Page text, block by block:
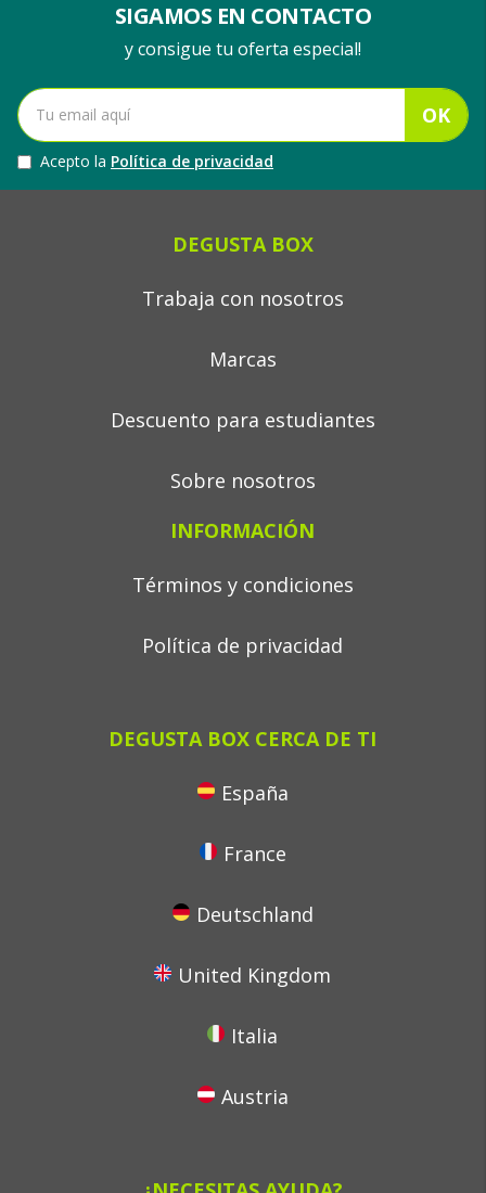
SIGAMOS EN CONTACTO
y consigue tu oferta especial!
OK
Acepto la Política de privacidad
DEGUSTA BOX
Trabaja con nosotros
Marcas
Descuento para estudiantes
Sobre nosotros
INFORMACIÓN
Términos y condiciones
Política de privacidad
DEGUSTA BOX CERCA DE TI
España
France
Deutschland
United Kingdom
Italia
Austria